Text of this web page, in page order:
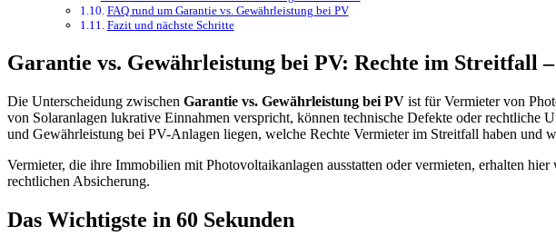
FAQ rund um Garantie vs. Gewährleistung bei PV
Fazit und nächste Schritte
Garantie vs. Gewährleistung bei PV: Rechte im Streitfall
Die Unterscheidung zwischen Garantie vs. Gewährleistung bei PV ist für Vermieter von
von Solaranlagen lukrative Einnahmen verspricht, können technische Defekte oder
und Gewährleistung bei PV-Anlagen liegen, welche Rechte Vermieter im Streitfall haben und
Vermieter, die ihre Immobilien mit Photovoltaikanlagen ausstatten oder vermieten, erhalten
rechtlichen Absicherung.
Das Wichtigste in 60 Sekunden